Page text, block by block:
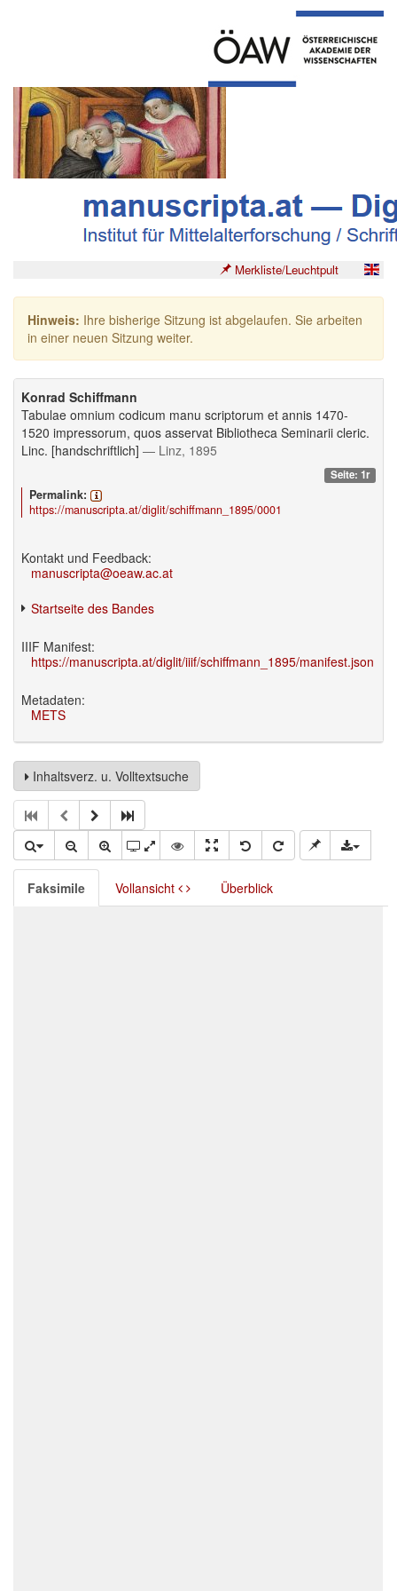
Merkliste/Leuchtpult
Hinweis: Ihre bisherige Sitzung ist abgelaufen. Sie arbeiten
in einer neuen Sitzung weiter.
Konrad Schiffmann
Tabulae omnium codicum manu scriptorum et annis 1470-
1520 impressorum, quos asservat Bibliotheca Seminarii cleric.
Linc. [handschriftlich] — Linz, 1895
Seite: 1r
Permalink:
https://manuscripta.at/diglit/schiffmann_1895/0001
Kontakt und Feedback:
manuscripta@oeaw.ac.at
Startseite des Bandes
IIIF Manifest:
https://manuscripta.at/diglit/iiif/schiffmann_1895/manifest.json
Metadaten:
METS
Inhaltsverz. u. Volltextsuche
Faksimile Vollansicht Überblick